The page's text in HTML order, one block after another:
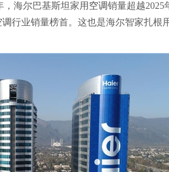
，海尔巴基斯坦家用 空调销量超越2025
调行业销量榜首。这也是海尔智家扎根